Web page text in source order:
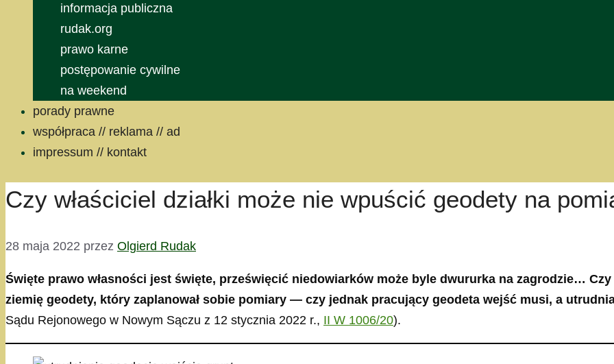
informacja publiczna
rudak.org
prawo karne
postępowanie cywilne
na weekend
porady prawne
współpraca // reklama // ad
impressum // kontakt
Czy właściciel działki może nie wpuścić geodety na
28 maja 2022 przez Olgierd Rudak
Święte prawo własności jest święte, prześwięcić niedowiarków może byle dwururka na zagrodzie…
ziemię geodety, który zaplanował sobie pomiary — czy jednak pracujący geodeta wejść musi, a
Sądu Rejonowego w Nowym Sączu z 12 stycznia 2022 r., II W 1006/20).